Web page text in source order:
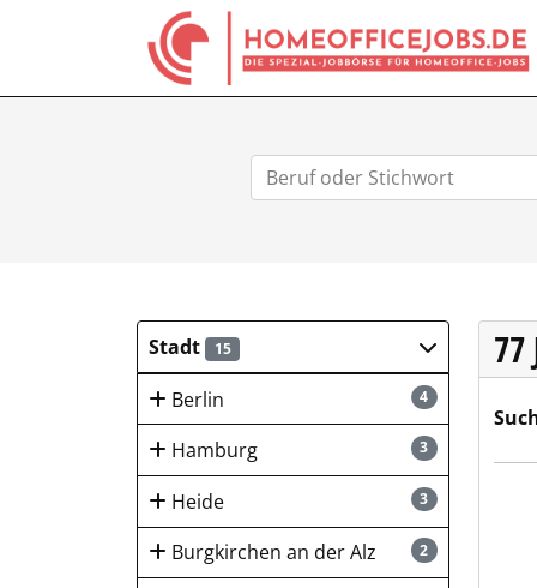
Stadt 15
4
Berlin
3
Hamburg
3
Heide
2
Burgkirchen an der Alz
77